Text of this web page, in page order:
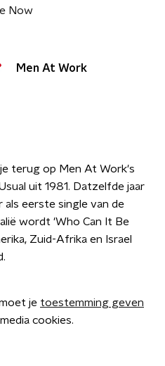
Now
Men At Work
terug op Men At Work's
uit 1981. Datzelfde jaar
als eerste single van de
wordt 'Who Can It Be
Zuid-Afrika en Israel
je toestemming geven
cookies.